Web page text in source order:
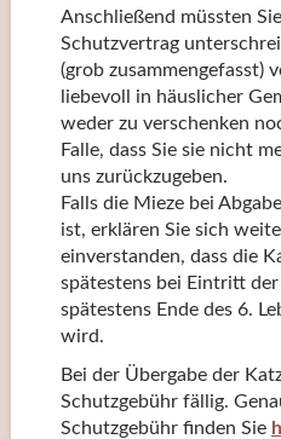
Anschließend müssten
Schutzvertrag
(grob zusammengefasst)
liebevoll in häuslicher
weder zu verschenken
Falle, dass Sie sie nicht
uns zurückzugeben.
Falls die Mieze bei
ist, erklären Sie sich
einverstanden, dass die
spätestens bei Eintritt
spätestens Ende des 6.
wird.
Bei der Übergabe der
Schutzgebühr fällig.
Schutzgebühr finden Sie